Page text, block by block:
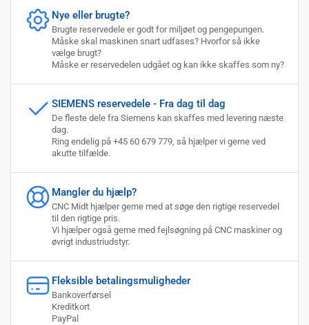
Nye eller brugte?
Brugte reservedele er godt for miljøet og pengepungen.
Måske skal maskinen snart udfases? Hvorfor så ikke
vælge brugt?
Måske er reservedelen udgået og kan ikke skaffes som ny?
SIEMENS reservedele - Fra dag til dag
De fleste dele fra Siemens kan skaffes med levering næste
dag.
Ring endelig på +45 60 679 779, så hjælper vi gerne ved
akutte tilfælde.
Mangler du hjælp?
CNC Midt hjælper gerne med at søge den rigtige reservedel
til den rigtige pris.
Vi hjælper også gerne med fejlsøgning på CNC maskiner og
øvrigt industriudstyr.
Fleksible betalingsmuligheder
Bankoverførsel
Kreditkort
PayPal